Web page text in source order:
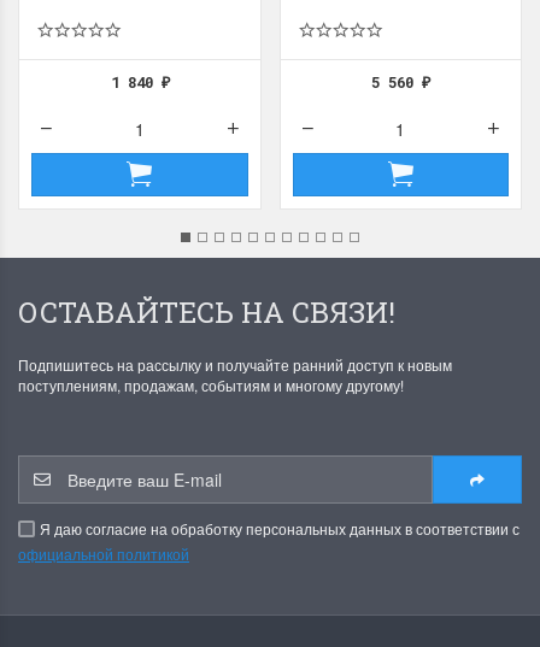
1 840 ₽ 5 560₽
ОСТАВАЙТЕСЬ НА СВЯЗИ!
Подпишитесь на рассылку и получайте ранний доступ к новым
поступлениям, продажам, событиям и многому другому!
Я даю согласие на обработку персональных данных в соответствии с
официальной политикой